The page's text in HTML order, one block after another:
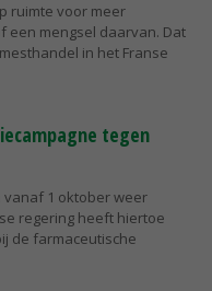
ruimte voor meer
een mengsel daarvan. Dat
in het Franse
tegen
vanaf 1 oktober weer
regering heeft hiertoe
de farmaceutische